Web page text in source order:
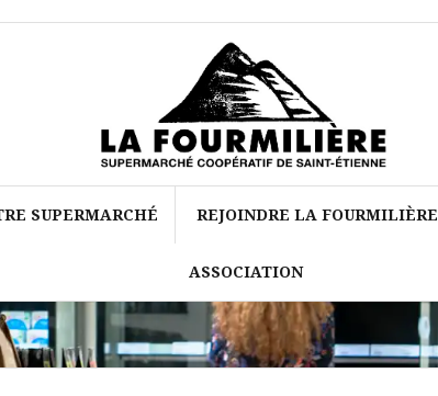
SUPERMARCHÉ REJOINDRE LA FOURMILIÈRE
ASSOCIATION